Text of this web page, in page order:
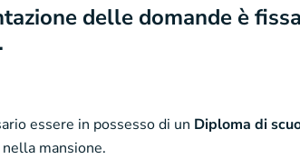
delle domande è
essere in possesso di un Diploma di
mansione.